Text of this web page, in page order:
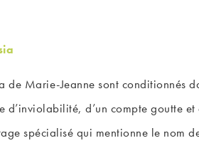
de Marie-Jeanne sont conditionnés
d’inviolabilité, d’un compte goutte
spécialisé qui mentionne le nom